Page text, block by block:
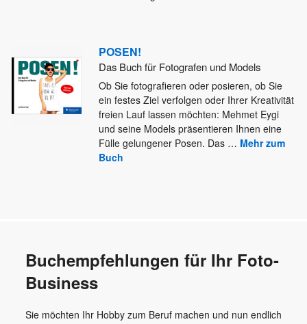
POSEN!
Das Buch für Fotografen und Models
Ob Sie fotografieren oder posieren, ob Sie
ein festes Ziel verfolgen oder Ihrer Kreativität
freien Lauf lassen möchten: Mehmet Eygi
und seine Models präsentieren Ihnen eine
Fülle gelungener Posen. Das … Mehr zum
Buch
Buchempfehlungen für Ihr Foto-
Business
Sie möchten Ihr Hobby zum Beruf machen und nun endlich